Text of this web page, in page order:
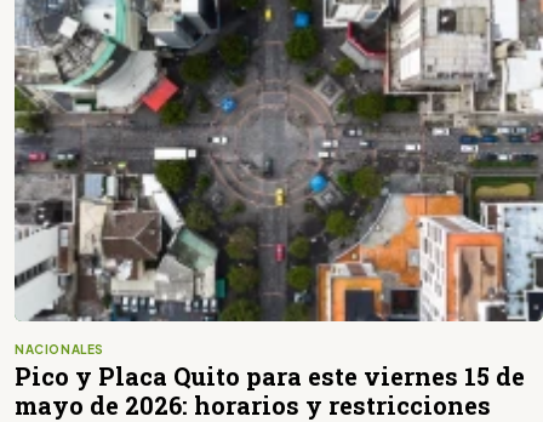
NACIONALES
Pico y Placa Quito para este viernes 15 de
mayo de 2026: horarios y restricciones